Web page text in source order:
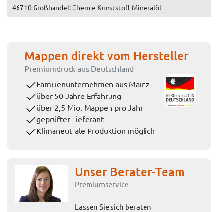
46710 Großhandel: Chemie Kunststoff Mineralöl
Mappen direkt vom Hersteller
Premiumdruck aus Deutschland
Familienunternehmen aus Mainz
über 50 Jahre Erfahrung
über 2,5 Mio. Mappen pro Jahr
geprüfter Lieferant
Klimaneutrale Produktion möglich
Unser Berater-Team
Premiumservice
Lassen Sie sich beraten